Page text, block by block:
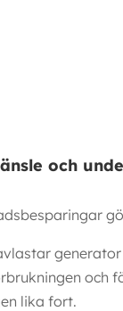
och
och
lika fort.